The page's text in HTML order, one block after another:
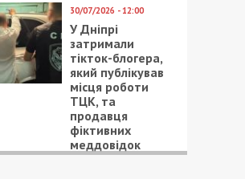
30/07/2026 - 12:00
У Дніпрі
затримали
тікток-блогера,
який публікував
місця роботи
ТЦК, та
продавця
фіктивних
меддовідок